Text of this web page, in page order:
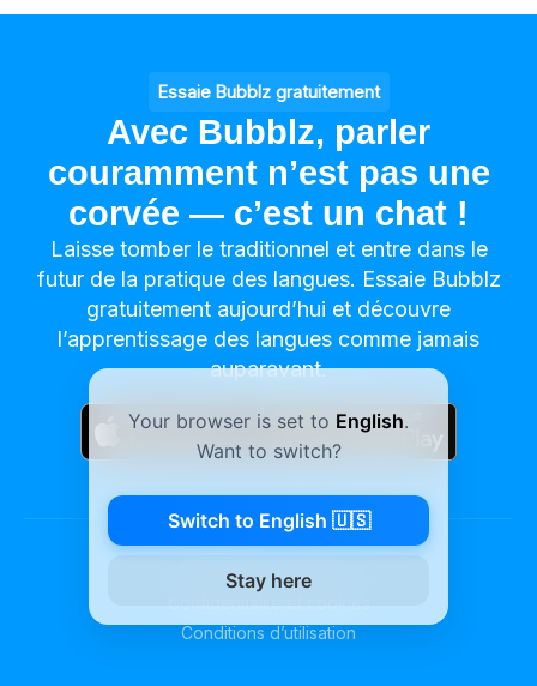
Essaie Bubblz gratuitement
Avec Bubblz, parler
couramment n’est pas une
corvée — c’est un chat !
Laisse tomber le traditionnel et entre dans le
futur de la pratique des langues. Essaie Bubblz
gratuitement aujourd’hui et découvre
l’apprentissage des langues comme jamais
auparavant.
Surf City Apps LLC
Conditions d’utilisation
Your browser is set to English.
Want to switch?
Switch to English 🇺🇸
Stay here